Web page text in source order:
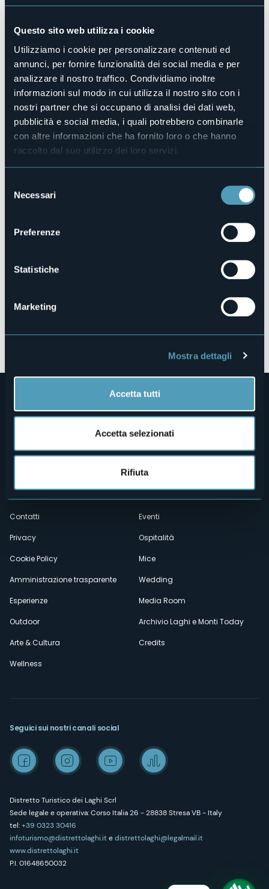
Questo sito web utilizza i cookie
Utilizziamo i cookie per personalizzare contenuti ed
annunci, per fornire funzionalità dei social media e per
analizzare il nostro traffico. Condividiamo inoltre
informazioni sul modo in cui utilizza il nostro sito con i
nostri partner che si occupano di analisi dei dati web,
pubblicità e social media, i quali potrebbero combinarle
con altre informazioni che ha fornito loro o che hanno
raccolto dal suo utilizzo dei loro servizi.
delNecessari
Preferenze
Statistiche
Marketing
Mostra dettagli
Accetta tutti
Accetta selezionati
Rifiuta
213
E-mail
info@grandhotelmajestic.it
Sito web
http://www.grandhotelmajestic.it
Telefono
+39 0323 509711
Codice CIR
103072-ALB-00018
via Vittorio Veneto 32
Apri mappa
Menù
secondario
Contatti
Privacy
Cookie Policy
Amministrazione trasparente
Esperienze
Outdoor
Arte & Cultura
Wellness
Enogastronomia
Eventi
Ospitalità
Mice
Wedding
Media Room
Archivio Laghi e Monti Today
Credits
Distretto Turistico dei Laghi Scrl
Sede legale e operativa: Corso Italia 26 - 28838 Stresa VB - Italy
tel:+39 0323 30416
infoturismo@distrettolaghi.itedistrettolaghi@legalmail.it
www.distrettolaghi.it
P.I. 01648650032
Seguici sui nostri canali social